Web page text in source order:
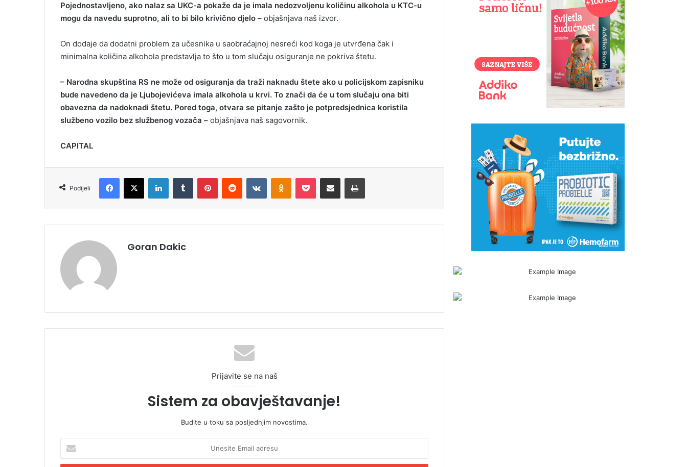
Pojednostavljeno, ako nalaz sa UKC-a pokaže da je imala nedozvoljenu količinu alkohola u KTC-u
mogu da navedu suprotno, ali to bi bilo krivično djelo – objašnjava naš izvor.
On dodaje da dodatni problem za učesnika u saobraćajnoj nesreći kod koga je utvrđena čak i
minimalna količina alkohola predstavlja to što u tom slučaju osiguranje ne pokriva štetu.
– Narodna skupština RS ne može od osiguranja da traži naknadu štete ako u policijskom zapisniku
bude navedeno da je Ljubojevićeva imala alkohola u krvi. To znači da će u tom slučaju ona biti
obavezna da nadoknadi štetu. Pored toga, otvara se pitanje zašto je potpredsjednica koristila
službeno vozilo bez službenog vozača – objašnjava naš sagovornik.
CAPITAL
Podijeli
Goran Dakic
Prijavite se na naš
Sistem za obavještavanje!
Budite u toku sa posljednjim novostima.
e